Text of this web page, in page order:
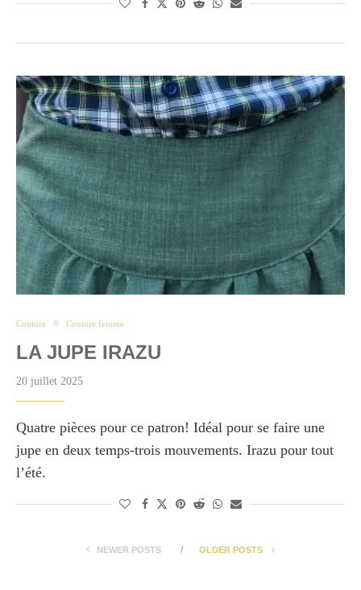
Couture Couture femme
LA JUPE IRAZU
20 juillet 2025
Quatre pièces pour ce patron! Idéal pour se faire une
jupe en deux temps-trois mouvements. Irazu pour tout
l’été.
NEWER POSTS OLDER POSTS